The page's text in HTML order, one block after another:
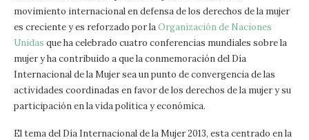
movimiento internacional en defensa de los derechos de la mujer
es creciente y es reforzado por laOrganización de Naciones
Unidas que ha celebrado cuatro conferencias mundiales sobre la
mujer y ha contribuido a que la conmemoración del Día
Internacional de la Mujer sea un punto de convergencia de las
actividades coordinadas en favor de los derechos de la mujer y su
participación en la vida política y económica.
El tema del Día Internacional de la Mujer 2013, esta centrado en la